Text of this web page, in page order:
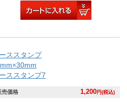
ススタンプ
ススタンプ7
売価格 1,200円(税込)